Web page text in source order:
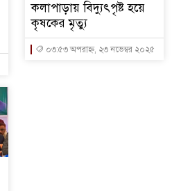
কলাপাড়ায় বিদ্যুৎপৃষ্ট হয়ে
কৃষকের মৃত্যু
০৩:৫৩ অপরাহ্ন, ২৩ নভেম্বর ২০২৫